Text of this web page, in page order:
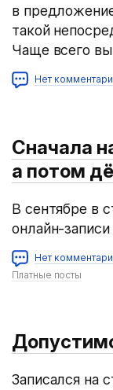
в
такой
Чаще всего
Нет
Сначала
а потом
В сентябре в
онлайн-
Нет
Платные посты
Записался на